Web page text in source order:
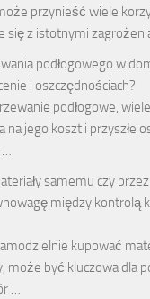
przynieść wiele
się z istotnymi
podłogowego w
i oszczędnościach?
podłogowe,
na jego koszt i przyszłe
…
samemu czy
między kontrolą
kupować
może być kluczowa dla
…